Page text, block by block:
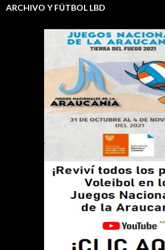
ARCHIVO Y FÚTBOL LBD